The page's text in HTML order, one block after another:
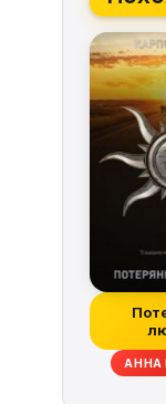
АННА
ХИЗЕР